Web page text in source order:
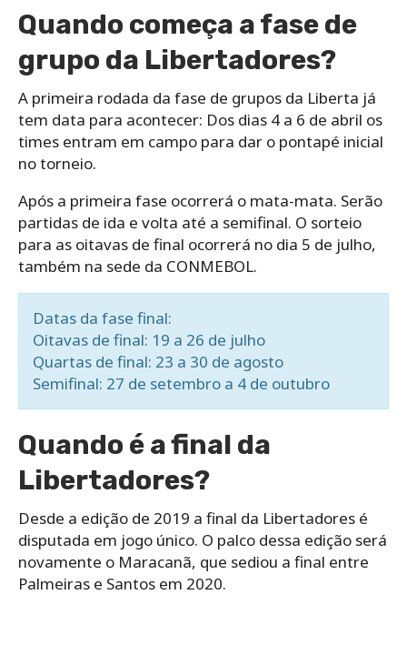
Quando começa a fase de
grupo da Libertadores?
A primeira rodada da fase de grupos da Liberta já
tem data para acontecer: Dos dias 4 a 6 de abril os
times entram em campo para dar o pontapé inicial
no torneio.
Após a primeira fase ocorrerá o mata-mata. Serão
partidas de ida e volta até a semifinal. O sorteio
para as oitavas de final ocorrerá no dia 5 de julho,
também na sede da CONMEBOL.
Datas da fase final:
Oitavas de final: 19 a 26 de julho
Quartas de final: 23 a 30 de agosto
Semifinal: 27 de setembro a 4 de outubro
Quando é a final da
Libertadores?
Desde a edição de 2019 a final da Libertadores é
disputada em jogo único. O palco dessa edição será
novamente o Maracanã, que sediou a final entre
Palmeiras e Santos em 2020.